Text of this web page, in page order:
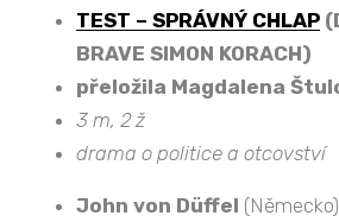
TEST – SPRÁVNÝ CHLAP
BRAVE SIMON KORACH)
přeložila Magdalena
3 m, 2 ž
drama o politice a otcovství
John von Düffel (Německo)